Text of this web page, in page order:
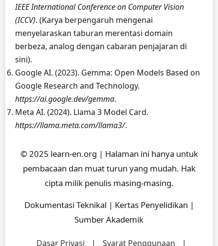
IEEE International Conference on Computer Vision
(ICCV). (Karya berpengaruh mengenai
menyelaraskan taburan merentasi domain
berbeza, analog dengan cabaran penjajaran di
sini).
Google AI. (2023). Gemma: Open Models Based on
Google Research and Technology.
https://ai.google.dev/gemma.
Meta AI. (2024). Llama 3 Model Card.
https://llama.meta.com/llama3/.
© 2025 learn-en.org | Halaman ini hanya untuk
pembacaan dan muat turun yang mudah. Hak
cipta milik penulis masing-masing.
Dokumentasi Teknikal | Kertas Penyelidikan |
Sumber Akademik
Dasar Privasi | Syarat Penggunaan |